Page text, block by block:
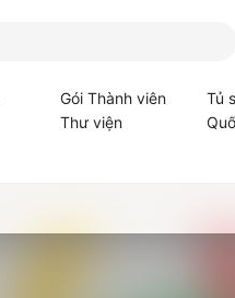
Gói Thành viên
Thư viện
Tủ